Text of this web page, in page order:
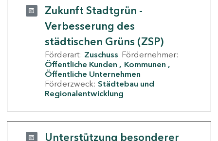
Zukunft Stadtgrün -
Verbesserung des
städtischen Grüns (ZSP)
Förderart: Zuschuss Fördernehmer:
Öffentliche Kunden
Kommunen
Öffentliche Unternehmen
Förderzweck: Städtebau und
Regionalentwicklung
Unterstützung besonderer